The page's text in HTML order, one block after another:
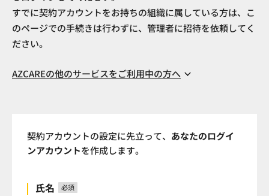
すでに契約アカウントをお持ちの組織に属している方は、こ
のページでの手続きは行わずに、管理者に招待を依頼してく
ださい。
AZCAREの他のサービスをご利用中の方へ
アカウントの作成が必要となります。
他サービスと同じメールアドレス、パスワードを使用い
をお願いします。
契約アカウントの設定に先立って、 あなたのログイ
ンアカウントを作成します。
氏名 必須